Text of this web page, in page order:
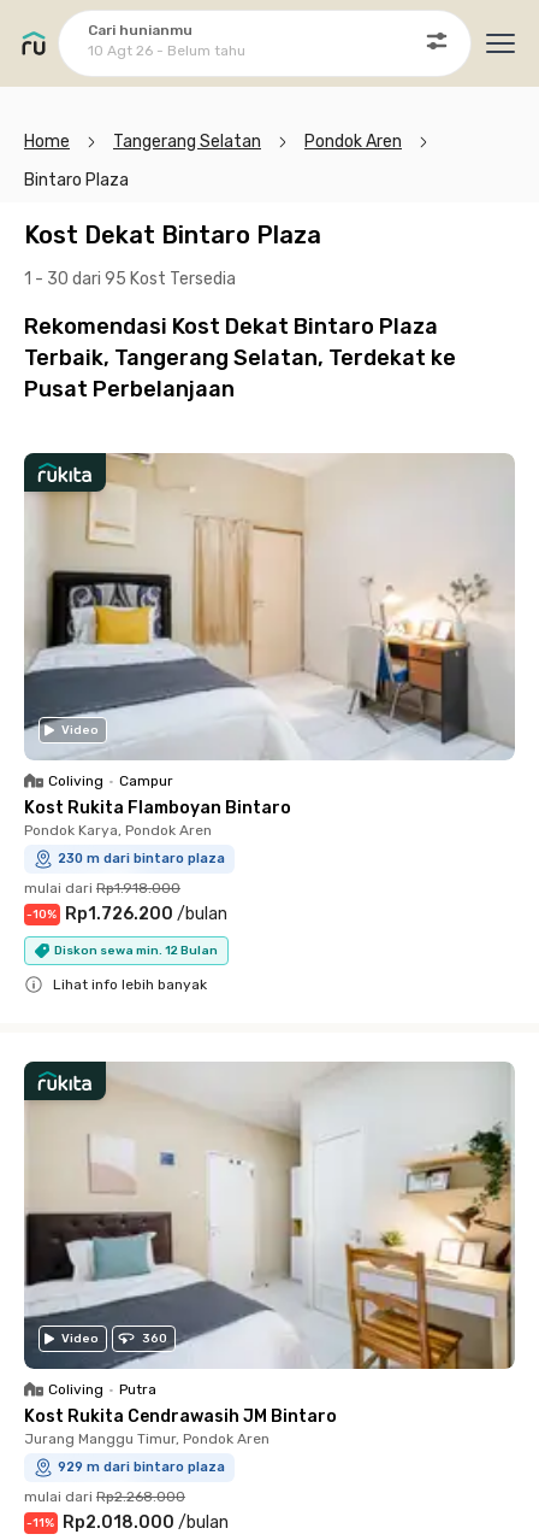
Cari hunianmu
10 Agt 26 - Belum tahu
Home Tangerang Selatan
Pondok Aren
Bintaro Plaza
Kost Dekat Bintaro Plaza
1 - 30 dari 95 Kost Tersedia
Rekomendasi Kost Dekat Bintaro Plaza
Terbaik, Tangerang Selatan, Terdekat ke
Pusat Perbelanjaan
Video
Coliving • Campur
Kost Rukita Flamboyan Bintaro
Pondok Karya, Pondok Aren
230 m dari bintaro plaza
mulai dari Rp1.918.000
-10% Rp1.726.200 /bulan
Diskon sewa min. 12 Bulan
Lihat info lebih banyak
Video 360
Coliving • Putra
Kost Rukita Cendrawasih JM Bintaro
Jurang Manggu Timur, Pondok Aren
929 m dari bintaro plaza
mulai dari Rp2.268.000
-11% Rp2.018.000 /bulan